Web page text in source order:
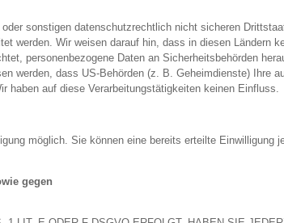
sonstigen datenschutzrechtlich nicht sicheren
werden. Wir weisen darauf hin, dass in diesen Ländern
personenbezogene Daten an Sicherheitsbehörden
werden, dass US-Behörden (z. B. Geheimdienste) Ihre
haben auf diese Verarbeitungstätigkeiten keinen Einfluss.
möglich. Sie können eine bereits erteilte Einwilligung
gegen